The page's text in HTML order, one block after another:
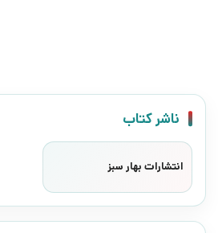
ناشر کتاب
انتشارات بهار سبز